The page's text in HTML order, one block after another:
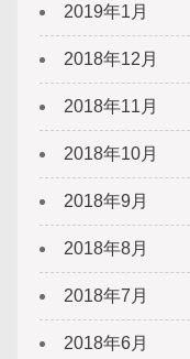
2019年1月
2018年12月
2018年11月
2018年10月
2018年9月
2018年8月
2018年7月
2018年6月